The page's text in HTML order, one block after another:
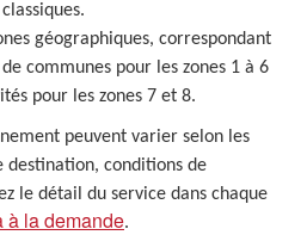
géographiques, correspondant
communes pour les zones 1 à 6
pour les zones 7 et 8.
peuvent varier selon les
destination, conditions de
le détail du service dans chaque
à la demande.